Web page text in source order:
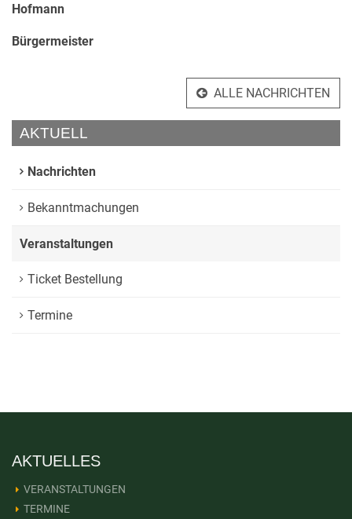
Hofmann
Bürgermeister
ALLE NACHRICHTEN
AKTUELL
Nachrichten
Bekanntmachungen
Veranstaltungen
Ticket Bestellung
Termine
AKTUELLES
VERANSTALTUNGEN
TERMINE